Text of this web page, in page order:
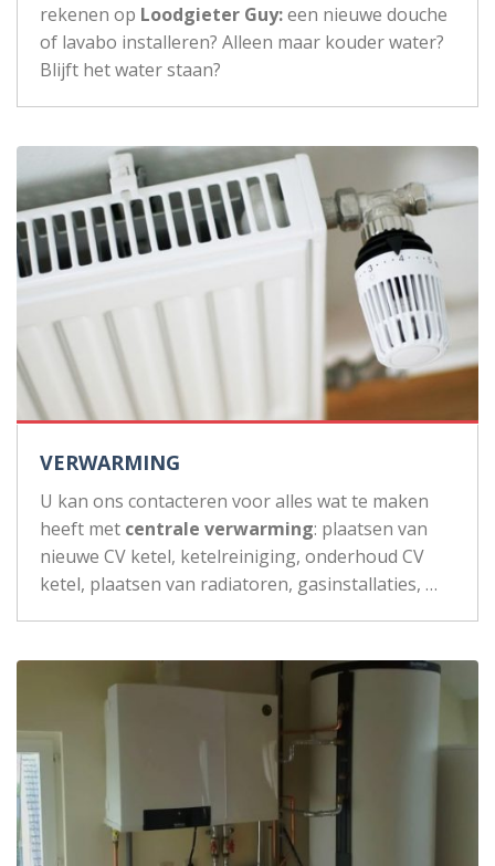
rekenen op Loodgieter Guy:een nieuwe douche
of lavabo installeren? Alleen maar kouder water?
Blijft het water staan?
VERWARMING
U kan ons contacteren voor alles wat te maken
heeft met centrale verwarming: plaatsen van
nieuwe CV ketel, ketelreiniging, onderhoud CV
ketel, plaatsen van radiatoren, gasinstallaties, …